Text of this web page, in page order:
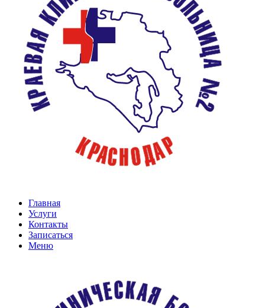
Главная
Услуги
Контакты
Записаться
Меню